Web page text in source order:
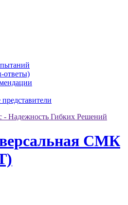
ответы)
СМК